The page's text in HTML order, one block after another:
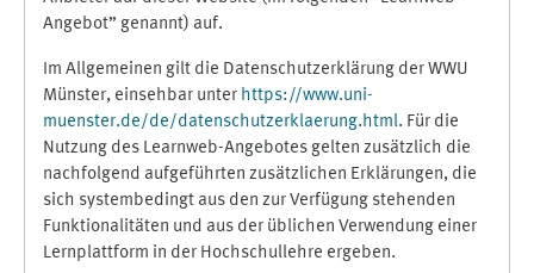
Angebot” genannt) auf.
Im Allgemeinen gilt die Datenschutzerklärung der WWU
Münster, einsehbar unter https://www.uni-
muenster.de/de/datenschutzerklaerung.html. Für die
Nutzung des Learnweb-Angebotes gelten zusätzlich die
nachfolgend aufgeführten zusätzlichen Erklärungen, die
sich systembedingt aus den zur Verfügung stehenden
Funktionalitäten und aus der üblichen Verwendung einer
Lernplattform in der Hochschullehre ergeben.